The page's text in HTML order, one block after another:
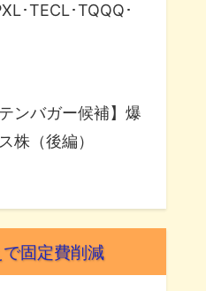
･TECL･TQQQ･
ンバガー候補】爆
株（後編）
固定費削減